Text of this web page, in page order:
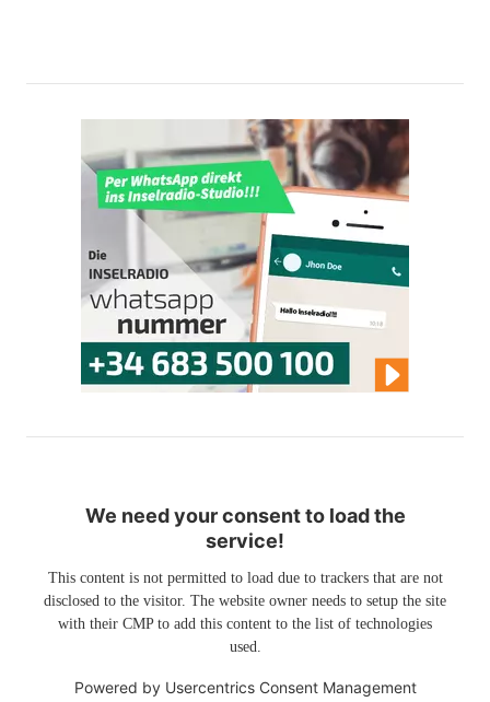
We need your consent to load the
service!
This content is not permitted to load due to trackers that are not
disclosed to the visitor. The website owner needs to setup the site
with their CMP to add this content to the list of technologies
used.
Powered by Usercentrics Consent Management